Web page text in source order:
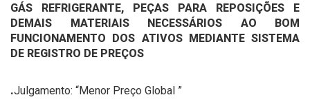
GÁS REFRIGERANTE, PEÇAS PARA REPOSIÇÕES E
DEMAIS MATERIAIS NECESSÁRIOS AO BOM
FUNCIONAMENTO DOS ATIVOS MEDIANTE SISTEMA
DE REGISTRO DE PREÇOS
.Julgamento: “Menor Preço Global ”